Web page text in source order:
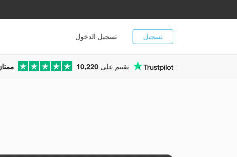
تسجيل تسجيل الدخول
ممتاز 10,220 تقييم على